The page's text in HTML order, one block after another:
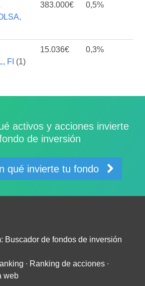
383.000€ 0,5%
FI (1)
15.036€ 0,3%
activos y acciones invierte
de inversión
qué invierte tu fondo
Buscador de fondos de inversión
∙ Ranking de acciones ∙
web